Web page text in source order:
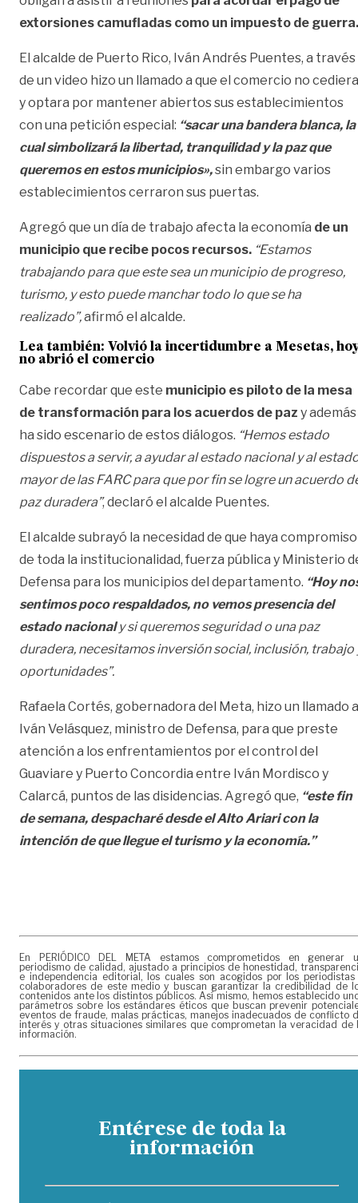
extorsiones camufladas como un impuesto de guerra.
El alcalde de Puerto Rico, Iván Andrés Puentes, a través
de un video hizo un llamado a que el comercio no cediera
y optara por mantener abiertos sus establecimientos
con una petición especial: “sacar una bandera blanca, la
cual simbolizará la libertad, tranquilidad y la paz que
queremos en estos municipios»,sin embargo varios
establecimientos cerraron sus puertas.
Agregó que un día de trabajo afecta la economía de un
municipio que recibe pocos recursos. “Estamos
trabajando para que este sea un municipio de progreso,
turismo, y esto puede manchar todo lo que se ha
realizado”,afirmó el alcalde.
Lea también: Volvió la incertidumbre a Mesetas,
no abrió el comercio
Cabe recordar que este municipio es piloto de la mesa
de transformación para los acuerdos de paz y además
ha sido escenario de estos diálogos. “Hemos estado
dispuestos a servir, a ayudar al estado nacional y al
mayor de las FARC para que por fin se logre un acuerdo
paz duradera”, declaró el alcalde Puentes.
El alcalde subrayó la necesidad de que haya compromiso
de toda la institucionalidad, fuerza pública y Ministerio
Defensa para los municipios del departamento. “Hoy
sentimos poco respaldados, no vemos presencia del
estado nacionaly si queremos seguridad o una paz
duradera, necesitamos inversión social, inclusión, trabajo
oportunidades”.
Rafaela Cortés, gobernadora del Meta, hizo un llamado a
Iván Velásquez, ministro de Defensa, para que preste
atención a los enfrentamientos por el control del
Guaviare y Puerto Concordia entre Iván Mordisco y
Calarcá, puntos de las disidencias. Agregó que, “este fin
de semana, despacharé desde el Alto Ariari con la
intención de que llegue el turismo y la economía.”
En PERIÓDICO DEL META estamos comprometidos en generar
periodismo de calidad, ajustado a principios de honestidad,
e independencia editorial, los cuales son acogidos por los periodistas
colaboradores de este medio y buscan garantizar la credibilidad de
contenidos ante los distintos públicos. Así mismo, hemos establecido
parámetros sobre los estándares éticos que buscan prevenir
eventos de fraude, malas prácticas, manejos inadecuados de conflicto
interés y otras situaciones similares que comprometan la veracidad de
información.
Entérese de toda la
información